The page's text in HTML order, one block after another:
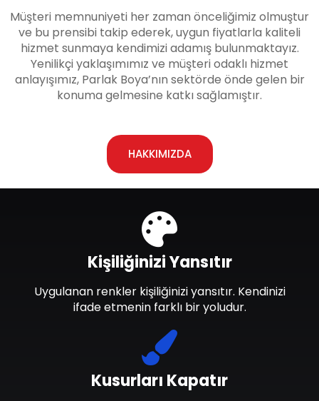
Müşteri memnuniyeti her zaman önceliğimiz olmuştur
ve bu prensibi takip ederek, uygun fiyatlarla kaliteli
hizmet sunmaya kendimizi adamış bulunmaktayız.
Yenilikçi yaklaşımımız ve müşteri odaklı hizmet
anlayışımız, Parlak Boya’nın sektörde önde gelen bir
konuma gelmesine katkı sağlamıştır.
HAKKIMIZDA
Kusurları Kapatır
Kişiliğinizi Yansıtır
Uygulanan renkler kişiliğinizi yansıtır. Kendinizi
ifade etmenin farklı bir yoludur.